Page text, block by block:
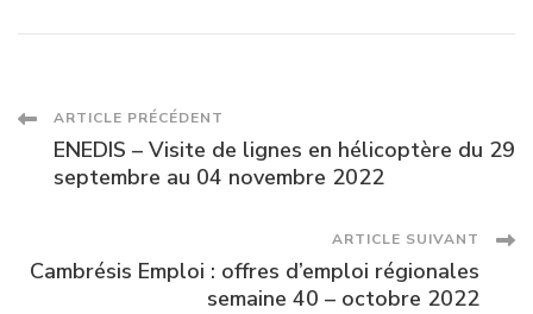
Navigation
des
articles
ARTICLE PRÉCÉDENT
ENEDIS – Visite de lignes en hélicoptère du 29
septembre au 04 novembre 2022
ARTICLE SUIVANT
Cambrésis Emploi : offres d’emploi régionales
semaine 40 – octobre 2022